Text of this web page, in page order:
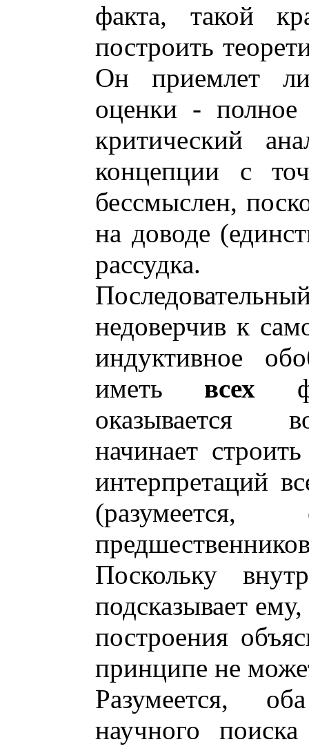
факта, такой
построить
Он приемлет
оценки - полное
критический
концепции с
бессмыслен,
на доводе
рассудка.
недоверчив к
индуктивное
иметь всех
оказывается
начинает
интерпретаций
Поскольку
подсказывает
построения
принципе не
Разумеется,
научного